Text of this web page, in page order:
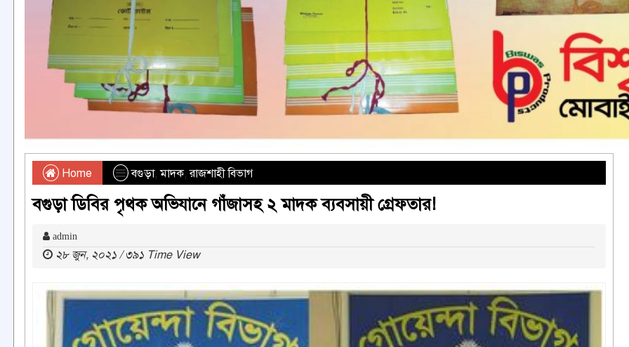
Home বগুড়া,মাদক,রাজশাহী বিভাগ
বগুড়া ডিবির পৃথক অভিযানে গাঁজাসহ ২ মাদক ব্যবসায়ী গ্রেফতার!
admin
২৮ জুন, ২০২১ / ৩৯১ Time View